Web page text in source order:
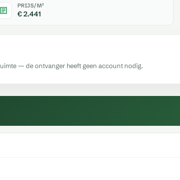
PRIJS/M²
€ 2.441
— de ontvanger heeft geen account nodig.